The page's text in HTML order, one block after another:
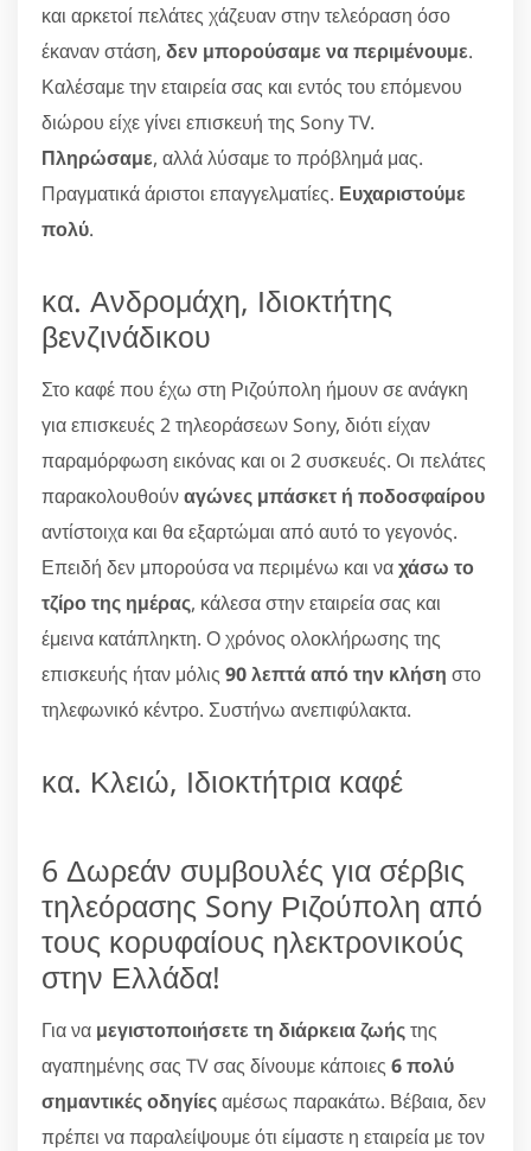
και αρκετοί πελάτες χάζευαν στην τελεόραση όσο
έκαναν στάση, δεν μπορούσαμε να περιμένουμε.
Καλέσαμε την εταιρεία σας και εντός του επόμενου
διώρου είχε γίνει επισκευή της Sony TV.
Πληρώσαμε, αλλά λύσαμε το πρόβλημά μας.
Πραγματικά άριστοι επαγγελματίες. Ευχαριστούμε
πολύ.
κα. Ανδρομάχη, Ιδιοκτήτης
βενζινάδικου
Στο καφέ που έχω στη Ριζούπολη ήμουν σε ανάγκη
για επισκευές 2 τηλεοράσεων Sony, διότι είχαν
παραμόρφωση εικόνας και οι 2 συσκευές. Οι πελάτες
παρακολουθούναγώνες μπάσκετ ή ποδοσφαίρου
αντίστοιχα και θα εξαρτώμαι από αυτό το γεγονός.
Επειδή δεν μπορούσα να περιμένω και ναχάσω το
τζίρο της ημέρας, κάλεσα στην εταιρεία σας και
έμεινα κατάπληκτη. Ο χρόνος ολοκλήρωσης της
επισκευής ήταν μόλις 90 λεπτά από την κλήση στο
τηλεφωνικό κέντρο. Συστήνω ανεπιφύλακτα.
κα. Κλειώ, Ιδιοκτήτρια καφέ
6 Δωρεάν συμβουλές για σέρβις
τηλεόρασης Sony Ριζούπολη από
τους κορυφαίους ηλεκτρονικούς
στην Ελλάδα!
Για να μεγιστοποιήσετε τη διάρκεια ζωήςτης
αγαπημένης σας TV σας δίνουμε κάποιες 6 πολύ
σημαντικές οδηγίεςαμέσως παρακάτω. Βέβαια, δεν
πρέπει να παραλείψουμε ότι είμαστε η εταιρεία με τον